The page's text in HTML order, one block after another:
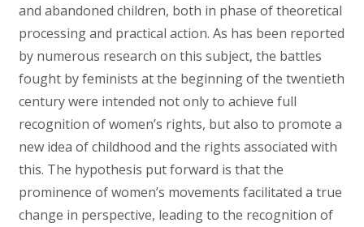
and abandoned children, both in phase of theoretical
processing and practical action. As has been reported
by numerous research on this subject, the battles
fought by feminists at the beginning of the twentieth
century were intended not only to achieve full
recognition of women’s rights, but also to promote a
new idea of childhood and the rights associated with
this. The hypothesis put forward is that the
prominence of women’s movements facilitated a true
change in perspective, leading to the recognition of